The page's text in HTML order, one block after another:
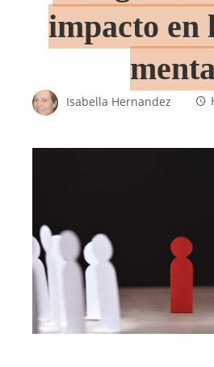
impacto en
Isabella Hernandez